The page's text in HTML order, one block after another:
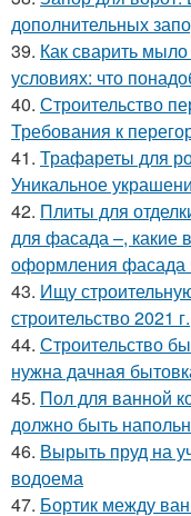
дополнительных
39. Как сварить
условиях: что
40. Строительство
Требования к
41. Трафареты для
Уникальное
42. Плиты для
для фасада –, какие
оформления фасада
43. Ищу
строительство 2021 г.
44. Строительство
нужна дачная
45. Пол для ванной
должно быть
46. Вырыть пруд на
водоема
47. Бортик между